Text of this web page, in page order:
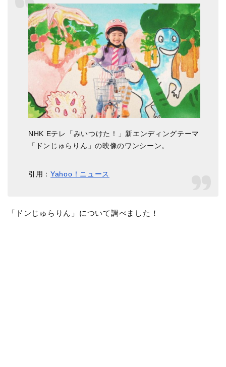
NHK Eテレ「みいつけた！」新エンディングテーマ
「ドンじゅらりん」の映像のワンシーン。
引用：Yahoo！ニュース
「ドンじゅらりん」について調べました！